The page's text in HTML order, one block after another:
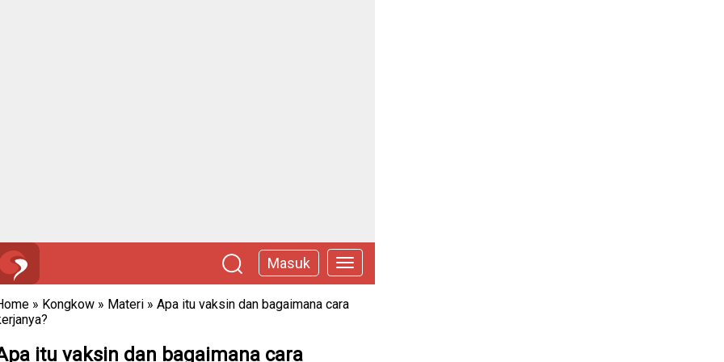
Masuk
» Kongkow » Materi » Apa itu vaksin dan bagaimana cara
itu vaksin dan bagaimana cara